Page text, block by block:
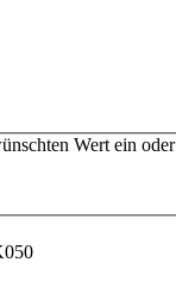
Wert ein